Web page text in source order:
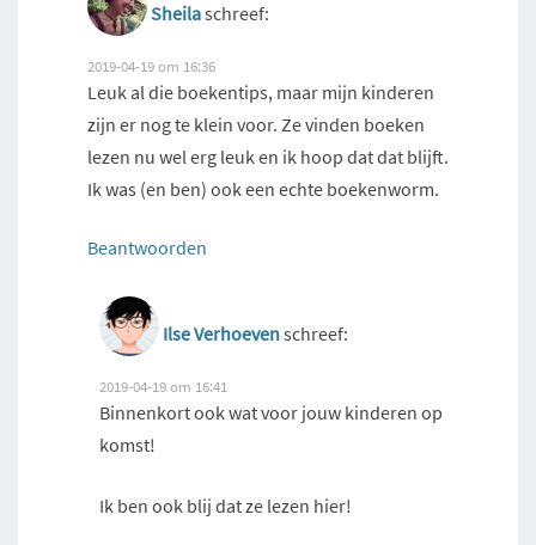
Sheilaschreef:
2019-04-19 om 16:36
Leuk al die boekentips, maar mijn kinderen
zijn er nog te klein voor. Ze vinden boeken
lezen nu wel erg leuk en ik hoop dat dat blijft.
Ik was (en ben) ook een echte boekenworm.
Beantwoorden
Ilse Verhoevenschreef:
2019-04-19 om 16:41
Binnenkort ook wat voor jouw kinderen op
komst!
Ik ben ook blij dat ze lezen hier!